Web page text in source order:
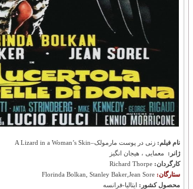
نام فیلم: زنی در پوست مارمولک–A Lizard in a Woman’s Skin
ژانر:
معمایی ، هیجان انگیز
کارگردان:
ستارگان:
محصول کشور: ایتالیا-فرانسه